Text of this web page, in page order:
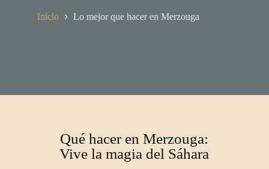
Inicio Lo mejor que hacer en Merzouga
Qué hacer en Merzouga:
Vive la magia del Sáhara